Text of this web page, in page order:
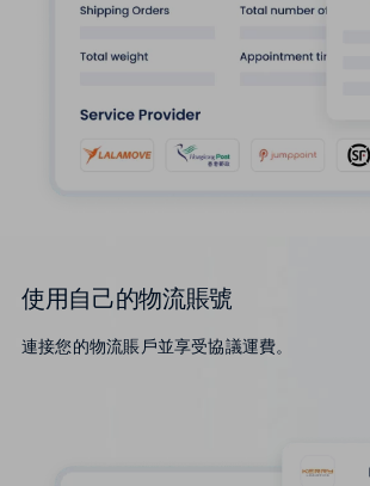
使用自己的物流賬號
連接您的物流賬戶並享受協議運費。